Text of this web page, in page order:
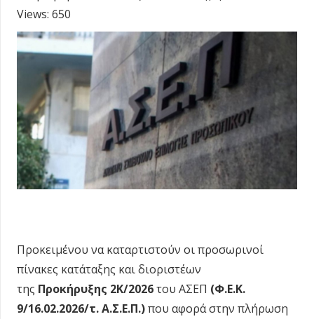
Views: 650
Προκειμένου να καταρτιστούν οι προσωρινοί
πίνακες κατάταξης και διοριστέων
της Προκήρυξης 2Κ/2026του ΑΣΕΠ (Φ.Ε.Κ.
9/16.02.2026/τ. Α.Σ.Ε.Π.)που αφορά στην πλήρωση